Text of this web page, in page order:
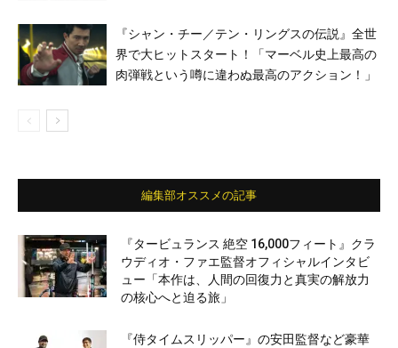
『シャン・チー／テン・リングスの伝説』全世
界で大ヒットスタート！「マーベル史上最高の
肉弾戦という噂に違わぬ最高のアクション！」
編集部オススメの記事
『タービュランス 絶空 16,000フィート』クラ
ウディオ・ファエ監督オフィシャルインタビ
ュー「本作は、人間の回復力と真実の解放力
の核心へと迫る旅」
『侍タイムスリッパー』の安田監督など豪華